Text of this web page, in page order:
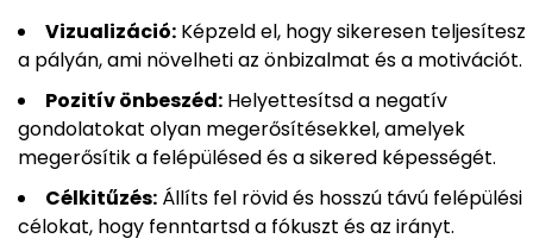
Vizualizáció: Képzeld el, hogy sikeresen teljesítesz
a pályán, ami növelheti az önbizalmat és a motivációt.
Pozitív önbeszéd: Helyettesítsd a negatív
gondolatokat olyan megerősítésekkel, amelyek
megerősítik a felépülésed és a sikered képességét.
Célkitűzés: Állíts fel rövid és hosszú távú felépülési
célokat, hogy fenntartsd a fókuszt és az irányt.